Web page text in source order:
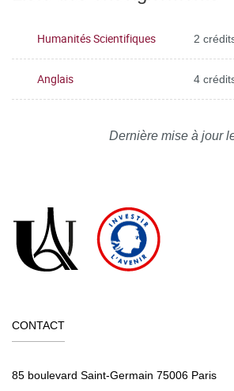
Humanités Scientifiques 2
Anglais 4
Dernière mise à jour
CONTACT
85 boulevard Saint-Germain 75006 Paris